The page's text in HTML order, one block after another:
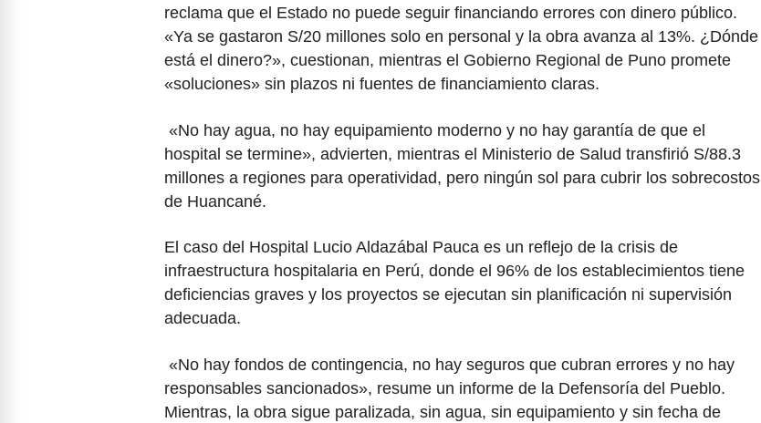
reclama que el Estado no puede seguir financiando errores con dinero público.
«Ya se gastaron S/20 millones solo en personal y la obra avanza al 13%. ¿Dónde
está el dinero?», cuestionan, mientras el Gobierno Regional de Puno promete
«soluciones» sin plazos ni fuentes de financiamiento claras.
«No hay agua, no hay equipamiento moderno y no hay garantía de que el
hospital se termine», advierten, mientras el Ministerio de Salud transfirió S/88.3
millones a regiones para operatividad, pero ningún sol para cubrir los sobrecostos
de Huancané.
El caso del Hospital Lucio Aldazábal Pauca es un reflejo de la crisis de
infraestructura hospitalaria en Perú, donde el 96% de los establecimientos tiene
deficiencias graves y los proyectos se ejecutan sin planificación ni supervisión
adecuada.
«No hay fondos de contingencia, no hay seguros que cubran errores y no hay
responsables sancionados», resume un informe de la Defensoría del Pueblo.
Mientras, la obra sigue paralizada, sin agua, sin equipamiento y sin fecha de